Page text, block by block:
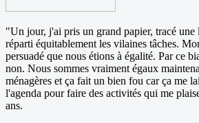
"Un jour, j'ai pris un grand papier, tracé une
réparti équitablement les vilaines tâches.
persuadé que nous étions à égalité. Par ce
non. Nous sommes vraiment égaux
ménagères et ça fait un bien fou car ça me
l'agenda pour faire des activités qui me
ans.